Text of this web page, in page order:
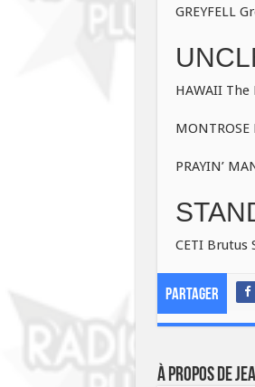
GREYFELL
HAWAII The
PRAYIN’
CETI Brutus
Partager
À propos de